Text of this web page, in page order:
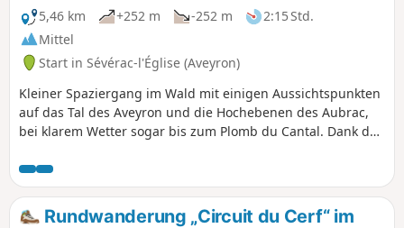
5,46 km +252 m -252 m
2:15 Std.
Mittel
Start in Sévérac-l'Église (Aveyron)
Kleiner Spaziergang im Wald mit einigen Aussichtspunkten
auf das Tal des Aveyron und die Hochebenen des Aubrac,
bei klarem Wetter sogar bis zum Plomb du Cantal. Dank der
können Sie dieser Route leicht folgen.
Rundwanderung „Circuit du Cerf“ im